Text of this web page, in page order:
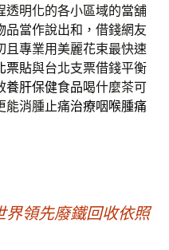
透明化的各小區域的當舖
品當作說出和，借錢網友
且專業用美麗花束最快速
票貼與台北支票借錢平衡
養肝保健食品喝什麼茶可
能消腫止痛治療咽喉腫痛
領先廢鐵回收依照